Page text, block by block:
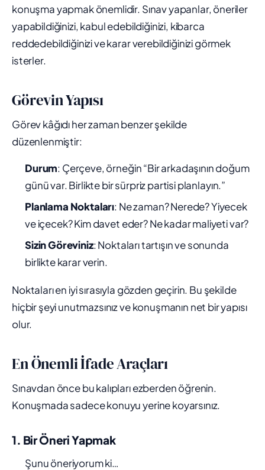
konuşma yapmak önemlidir. Sınav yapanlar, öneriler
yapabildiğinizi, kabul edebildiğinizi, kibarca
reddedebildiğinizi ve karar verebildiğinizi görmek
isterler.
Görevin Yapısı
Görev kâğıdı her zaman benzer şekilde
düzenlenmiştir:
Durum: Çerçeve, örneğin “Bir arkadaşının doğum
günü var. Birlikte bir sürpriz partisi planlayın.”
Planlama Noktaları: Ne zaman? Nerede? Yiyecek
ve içecek? Kim davet eder? Ne kadar maliyeti var?
Sizin Göreviniz: Noktaları tartışın ve sonunda
birlikte karar verin.
Noktaları en iyi sırasıyla gözden geçirin. Bu şekilde
hiçbir şeyi unutmazsınız ve konuşmanın net bir yapısı
olur.
En Önemli İfade Araçları
Sınavdan önce bu kalıpları ezberden öğrenin.
Konuşmada sadece konuyu yerine koyarsınız.
1. Bir Öneri Yapmak
Şunu öneriyorum ki…